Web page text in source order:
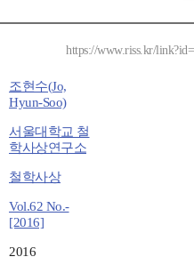
https://www.riss.kr/
조현수(Jo,
Hyun-Soo)
서울대학교 철
학사상연구소
철학사상
Vol.62 No.-
[2016]
2016